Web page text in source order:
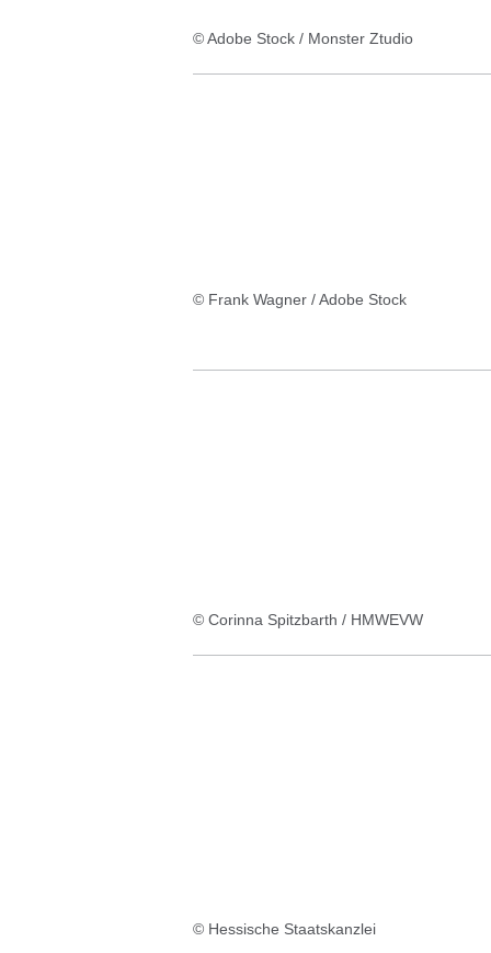
© Adobe Stock / Monster Ztudio
© Frank Wagner / Adobe Stock
© Corinna Spitzbarth / HMWEVW
© Hessische Staatskanzlei